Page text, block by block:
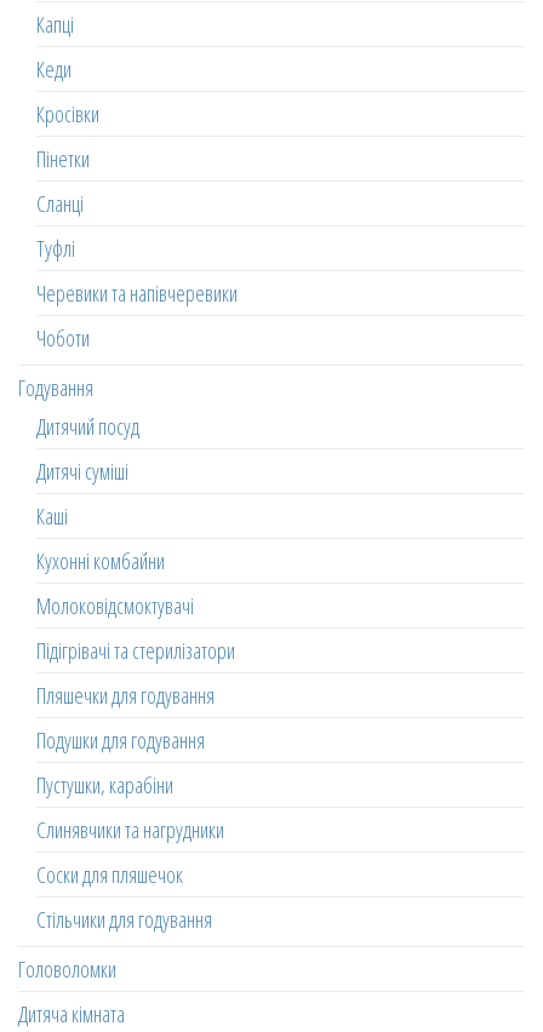
Капці
Кеди
Кросівки
Пінетки
Сланці
Туфлі
Черевики та напівчеревики
Чоботи
Годування
Дитячий посуд
Дитячі суміші
Каші
Кухонні комбайни
Молоковідсмоктувачі
Підігрівачі та стерилізатори
Пляшечки для годування
Подушки для годування
Пустушки, карабіни
Слинявчики та нагрудники
Соски для пляшечок
Стільчики для годування
Головоломки
Дитяча кімната